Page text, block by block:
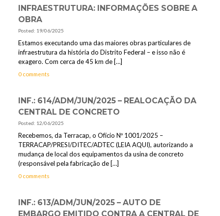
INFRAESTRUTURA: INFORMAÇÕES SOBRE A
OBRA
Posted: 19/06/2025
Estamos executando uma das maiores obras particulares de
infraestrutura da história do Distrito Federal – e isso não é
exagero. Com cerca de 45 km de[…]
0 comments
INF.: 614/ADM/JUN/2025 – REALOCAÇÃO DA
CENTRAL DE CONCRETO
Posted: 12/06/2025
Recebemos, da Terracap, o Ofício Nº 1001/2025 –
TERRACAP/PRESI/DITEC/ADTEC (LEIA AQUI), autorizando a
mudança de local dos equipamentos da usina de concreto
(responsável pela fabricação de[…]
0 comments
INF.: 613/ADM/JUN/2025 – AUTO DE
EMBARGO EMITIDO CONTRA A CENTRAL DE